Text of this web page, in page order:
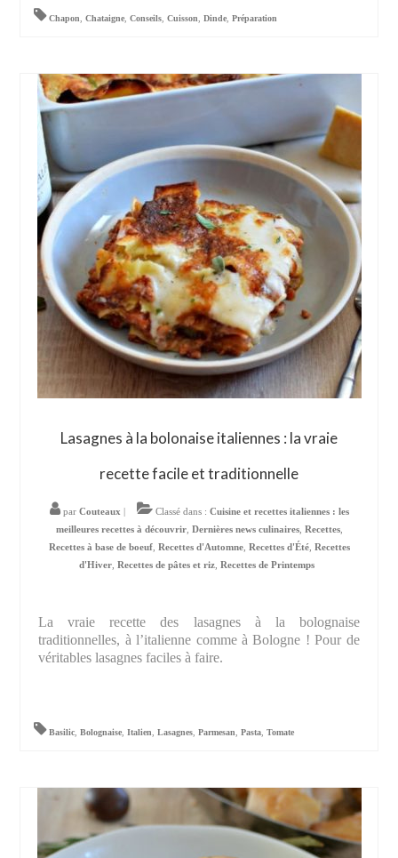
Chapon,Chataigne,Conseils,Cuisson,Dinde,Préparation
Lasagnes à la bolonaise italiennes : la vraie
recette facile et traditionnelle
par Couteaux Classé dans : Cuisine et recettes italiennes : les
meilleures recettes à découvrir, Dernières news culinaires, Recettes,
Recettes à base de boeuf, Recettes d'Automne, Recettes d'Été, Recettes
d'Hiver Recettes de pâtes et riz Recettes de Printemps
La vraie recette des lasagnes à la bolognaise
traditionnelles, à l’italienne comme à Bologne ! Pour de
véritables lasagnes faciles à faire.
Basilic,Bolognaise,Italien,Lasagnes,Parmesan,Pasta,Tomate